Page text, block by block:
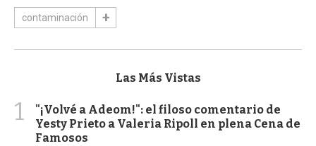
contaminación
Las Más Vistas
1
"¡Volvé a Adeom!": el filoso comentario de
Yesty Prieto a Valeria Ripoll en plena Cena de
Famosos